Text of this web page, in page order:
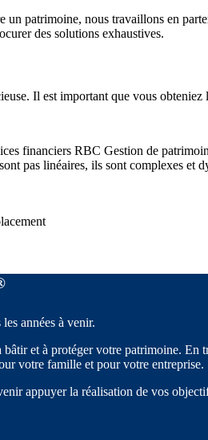
un patrimoine, nous travaillons en
des solutions exhaustives.
Il est important que vous
financiers RBC Gestion de
pas linéaires, ils sont complexes
années à venir.
bâtir et à protéger votre patrimoine.
votre famille et pour votre entreprise.
appuyer la réalisation de vos